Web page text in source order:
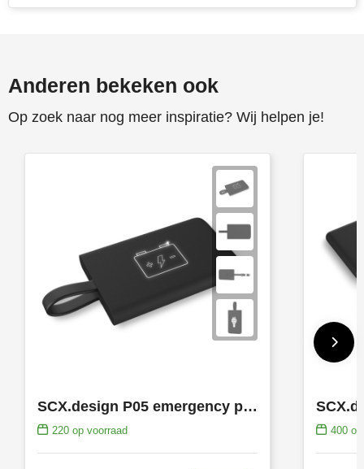
Anderen bekeken ook
Op zoek naar nog meer inspiratie? Wij helpen je!
SCX.design P05 emergency powerbank 1000 mAh
220op voorraad 400op